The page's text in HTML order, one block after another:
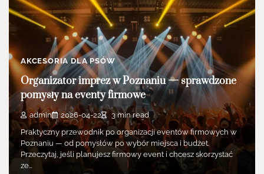
AKCESORIA DLA PSÓW
Organizator imprez w Poznaniu — sprawdzone
pomysły na eventy firmowe
admin 2026-04-22
3 min read
Praktyczny przewodnik po organizacji eventów firmowych w
Poznaniu — od pomysłów po wybór miejsca i budżet.
Przeczytaj, jeśli planujesz firmowy event i chcesz skorzystać
ze…